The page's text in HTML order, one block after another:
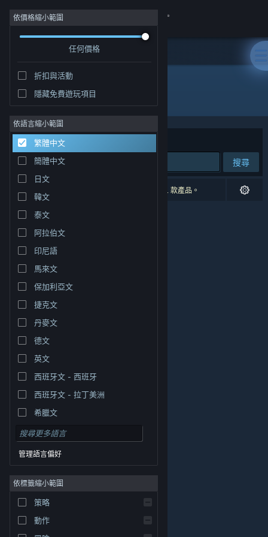
登入
社群
關於
客服
變更語言
取得 Steam 行動應用程式
檢視電腦版網頁
權人在美國與其它國家（地區）之財產。
Cookie
依價格縮小範圍
任何價格
折扣與活動
隱藏免費遊玩項目
依語言縮小範圍
繁體中文
簡體中文
日文
韓文
泰文
阿拉伯文
印尼語
馬來文
保加利亞文
捷克文
丹麥文
德文
英文
西班牙文 - 西班牙
西班牙文 - 拉丁美洲
希臘文
管理語言偏好
依標籤縮小範圍
策略
動作
開發人員: Pilea Development LLC
排序依據 相關性
搜尋
0 項相符的搜尋結果。 已根據您的偏好設定排除 1 款產品。